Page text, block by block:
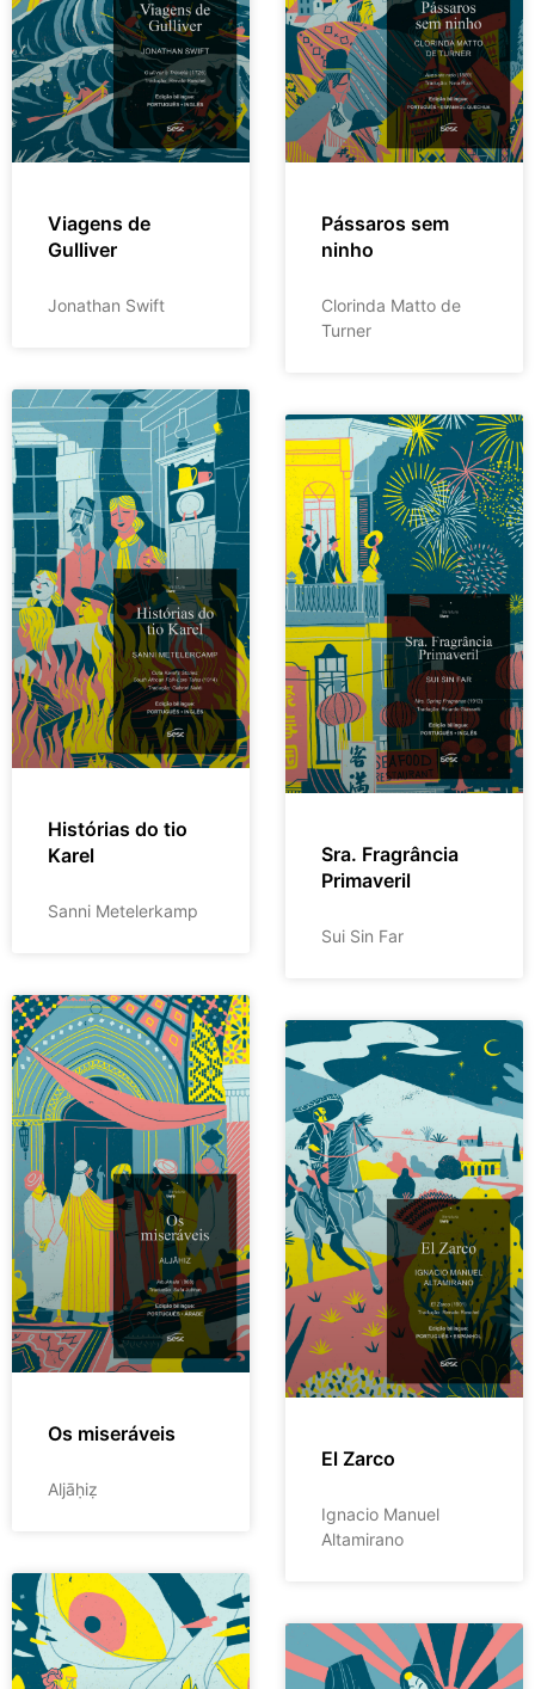
Viagens de
Gulliver
Jonathan Swift
Pássaros sem
ninho
Clorinda Matto de
Turner
Histórias do tio
Karel
Sanni Metelerkamp
Sra. Fragrância
Primaveril
Sui Sin Far
Os miseráveis
Aljāḥiẓ
El Zarco
Ignacio Manuel
Altamirano